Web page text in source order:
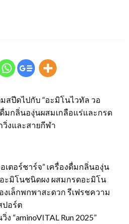
สปีดไปกับ “อะมิโนไวทัล วอ
ดื่มกลิ่นองุ่นผสมเกลือแร่และกรด
งและสายกีฬา
เตอร์ชาร์จ” เครื่องดื่มกลิ่นองุ่น
ะมิโนชนิดผง ผสมกรดอะมิโน
เล็กพกพาสะดวก รีเฟรชความ
ปอร์ต
“aminoVITAL Run 2025”